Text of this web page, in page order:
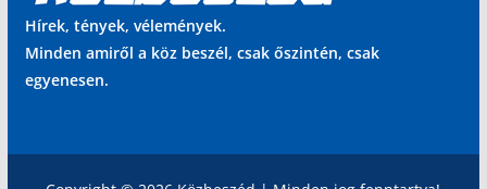
Hírek, tények, vélemények.
Minden amiről a köz beszél, csak őszintén, csak
egyenesen.